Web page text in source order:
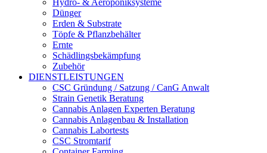
Hydro- & Aeroponiksysteme
Dünger
Erden & Substrate
Töpfe & Pflanzbehälter
Ernte
Schädlingsbekämpfung
Zubehör
DIENSTLEISTUNGEN
CSC Gründung / Satzung / CanG Anwalt
Strain Genetik Beratung
Cannabis Anlagen Experten Beratung
Cannabis Anlagenbau & Installation
Cannabis Labortests
CSC Stromtarif